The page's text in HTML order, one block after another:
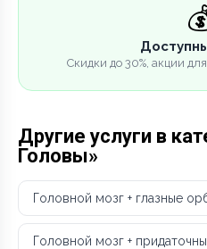
Скидки до 30%, акции
Другие услуги в
Головы»
Головной мозг + глазные
Головной мозг +